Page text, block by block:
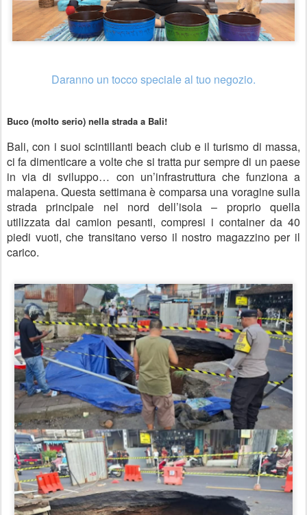
Daranno un tocco speciale al tuo negozio.
Buco (molto serio) nella strada a Bali!
Bali, con i suoi scintillanti beach club e il turismo di massa,
ci fa dimenticare a volte che si tratta pur sempre di un paese
in via di sviluppo… con un’infrastruttura che funziona a
malapena.Questa settimana è comparsa una voragine sulla
strada principale nel nord dell’isola – proprio quella
utilizzata dai camion pesanti, compresi i container da 40
piedi vuoti, che transitano verso il nostro magazzino per il
carico.